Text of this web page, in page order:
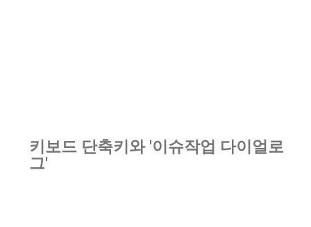
키보드 단축키와 '이슈작업 다이얼로
그'